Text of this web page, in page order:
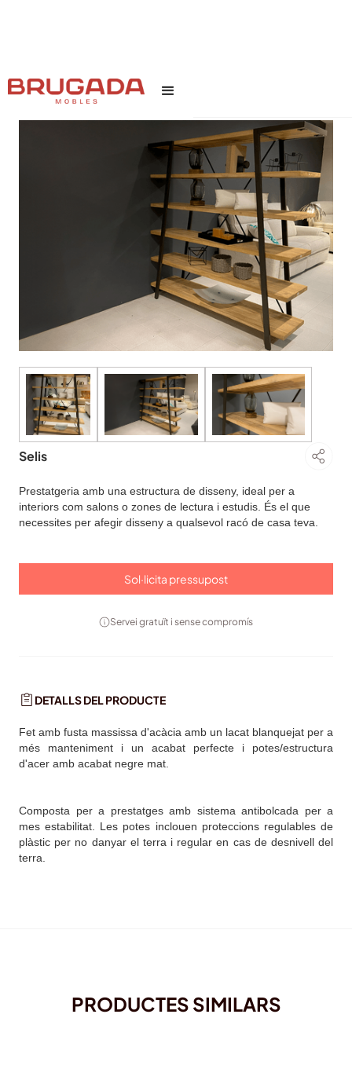
INICI/TEXT LINK/SELIS
Selis
Prestatgeria amb una estructura de disseny, ideal per a
interiors com salons o zones de lectura i estudis. És el que
necessites per afegir disseny a qualsevol racó de casa teva.
Sol·licita pressupost
Servei gratuït i sense compromís
DETALLS DEL PRODUCTE
Fet amb fusta massissa d'acàcia amb un lacat blanquejat per a
més manteniment i un acabat perfecte i potes/estructura
d'acer amb acabat negre mat.
Composta per a prestatges amb sistema antibolcada per a
mes estabilitat. Les potes inclouen proteccions regulables de
plàstic per no danyar el terra i regular en cas de desnivell del
terra.
PRODUCTES SIMILARS